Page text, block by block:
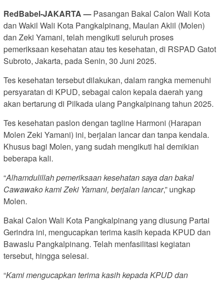
RedBabel-JAKARTA — Pasangan Bakal Calon Wali Kota
dan Wakil Wali Kota Pangkalpinang, Maulan Aklil (Molen)
dan Zeki Yamani, telah mengikuti seluruh proses
pemeriksaan kesehatan atau tes kesehatan, di RSPAD Gatot
Subroto, Jakarta, pada Senin, 30 Juni 2025.
Tes kesehatan tersebut dilakukan, dalam rangka memenuhi
persyaratan di KPUD, sebagai calon kepala daerah yang
akan bertarung di Pilkada ulang Pangkalpinang tahun 2025.
Tes kesehatan paslon dengan tagline Harmoni (Harapan
Molen Zeki Yamani) ini, berjalan lancar dan tanpa kendala.
Khusus bagi Molen, yang sudah mengikuti hal demikian
beberapa kali.
“Alhamdulillah pemeriksaan kesehatan saya dan bakal
Cawawako kami Zeki Yamani, berjalan lancar,” ungkap
Molen.
Bakal Calon Wali Kota Pangkalpinang yang diusung Partai
Gerindra ini, mengucapkan terima kasih kepada KPUD dan
Bawaslu Pangkalpinang. Telah menfasilitasi kegiatan
tersebut, hingga selesai.
“Kami mengucapkan terima kasih kepada KPUD dan